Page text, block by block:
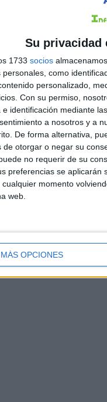
Su privacidad
1733 socios
personales, como
personalizado,
Con su permiso,
identificación mediante
a nosotros y a
De forma alternativa,
de otorgar o negar su
no requerir de su
preferencias se
momento
web.
MÁS OPCIONES
temporada navideña,